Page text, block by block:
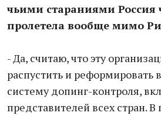
чьими стараниями Россия
пролетела вообще мимо
- Да, считаю, что эту
распустить и
систему допинг-контроля,
представителей всех стран.